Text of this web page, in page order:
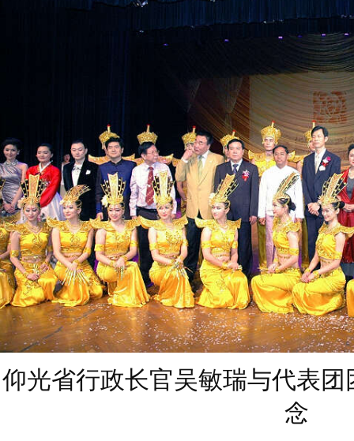
仰光省行政长官吴敏瑞与代表
念